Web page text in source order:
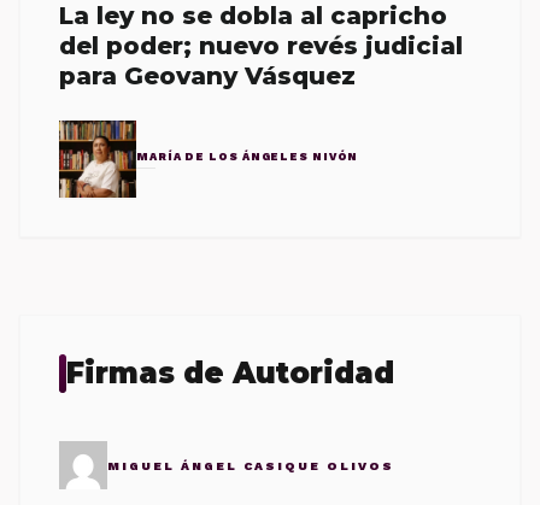
La ley no se dobla al capricho
del poder; nuevo revés judicial
para Geovany Vásquez
MARÍA DE LOS ÁNGELES NIVÓN
Firmas de Autoridad
MIGUEL ÁNGEL CASIQUE OLIVOS